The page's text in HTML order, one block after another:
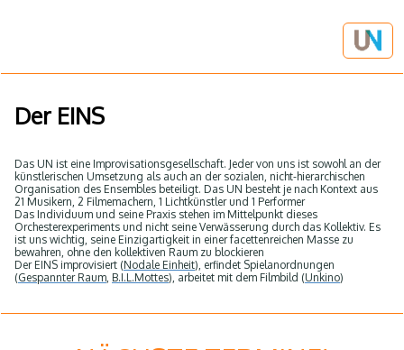
Der EINS
Das UN ist eine Improvisationsgesellschaft. Jeder von uns ist sowohl an der
künstlerischen Umsetzung als auch an der sozialen, nicht-hierarchischen
Organisation des Ensembles beteiligt. Das UN besteht je nach Kontext aus
21 Musikern, 2 Filmemachern, 1 Lichtkünstler und 1 Performer
Das Individuum und seine Praxis stehen im Mittelpunkt dieses
Orchesterexperiments und nicht seine Verwässerung durch das Kollektiv. Es
ist uns wichtig, seine Einzigartigkeit in einer facettenreichen Masse zu
bewahren, ohne den kollektiven Raum zu blockieren
Der EINS improvisiert (Nodale Einheit), erfindet Spielanordnungen
(Gespannter Raum, B.I.L.Mottes), arbeitet mit dem Filmbild (Unkino)